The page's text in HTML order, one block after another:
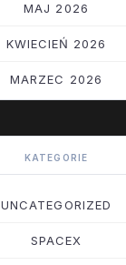
MAJ 2026
KWIECIEŃ 2026
MARZEC 2026
KATEGORIE
UNCATEGORIZED
SPACEX